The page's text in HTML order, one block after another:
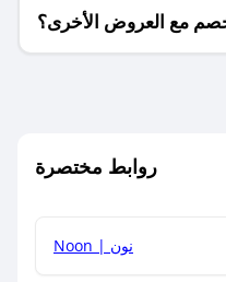
مع العروض الأخرى؟
روابط مختصرة
Noon | نون